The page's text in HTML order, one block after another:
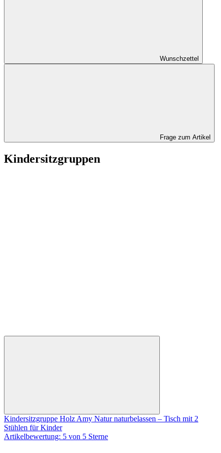
Wunschzettel
Frage zum Artikel
Kindersitzgruppen
Kindersitzgruppe Holz Amy Natur naturbelassen – Tisch mit 2
Stühlen für Kinder
Artikelbewertung: 5 von 5 Sterne